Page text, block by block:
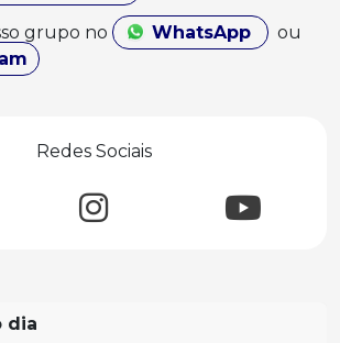
grupo no WhatsApp
ou
Redes Sociais
dia